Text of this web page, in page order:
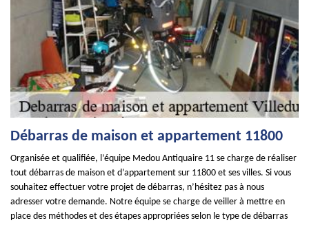
Débarras de maison et appartement 11800
Organisée et qualifiée, l’équipe Medou Antiquaire 11 se charge de réaliser
tout débarras de maison et d’appartement sur 11800 et ses villes. Si vous
souhaitez effectuer votre projet de débarras, n’hésitez pas à nous
adresser votre demande. Notre équipe se charge de veiller à mettre en
place des méthodes et des étapes appropriées selon le type de débarras